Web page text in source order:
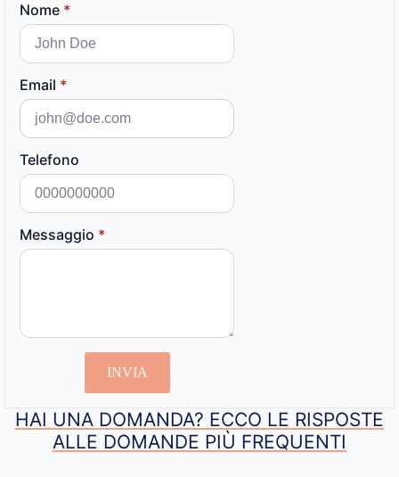
Nome *
Email *
Telefono
Messaggio *
INVIA
HAI UNA DOMANDA? ECCO LE RISPOSTE
ALLE DOMANDE PIÙ FREQUENTI